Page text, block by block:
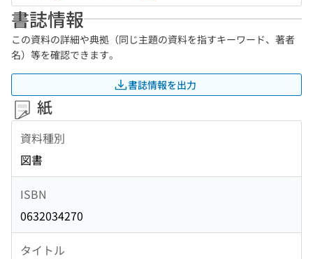
書誌情報
この資料の詳細や典拠（同じ主題の資料を指すキーワード、著者
名）等を確認できます。
書誌情報を出力
紙
資料種別
図書
ISBN
0632034270
タイトル